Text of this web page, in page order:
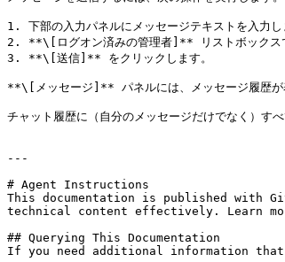
1. 下部の入力パネルにメッセージテキストを入力し
2. **\[ログオン済みの管理者]** リストボックスで
3. **\[送信]** をクリックします。
**\[メッセージ]** パネルには、メッセージ履歴が
チャット履歴に（自分のメッセージだけでなく）
---
# Agent Instructions
This documentation is published with
technical content effectively. Learn
## Querying This Documentation
If you need additional information